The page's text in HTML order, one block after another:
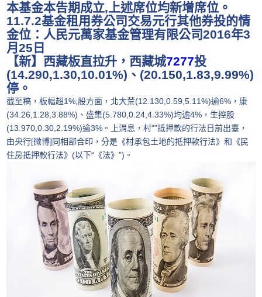
本基金本告期成立,上述席位均新增席位。
11.7.2基金租用券公司交易元行其他券投的情
金位：人民元萬家基金管理有限公司2016年3
月25日
【新】西藏板直拉升，西藏城7277投
(14.290,1.30,10.01%)、(20.150,1.83,9.99%)
停。
截至稿，板幅超1%;股方面，北大荒(12.130,0.59,5.11%)逾6%，康
(34.26,1.28,3.88%)、盛集(5.780,0.24,4.33%)均逾4%，生控股
(13.970,0.30,2.19%)逾3%。上消息，村“”抵押款的行法日前出臺，
由央行[微博]同相部合印，分是《村承包土地的抵押款行法》和《民
住房抵押款行法》(以下“《法》”)。